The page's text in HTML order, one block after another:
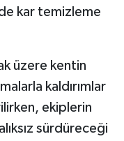
kar temizleme
üzere kentin
kaldırımlar
ekiplerin
sürdüreceği